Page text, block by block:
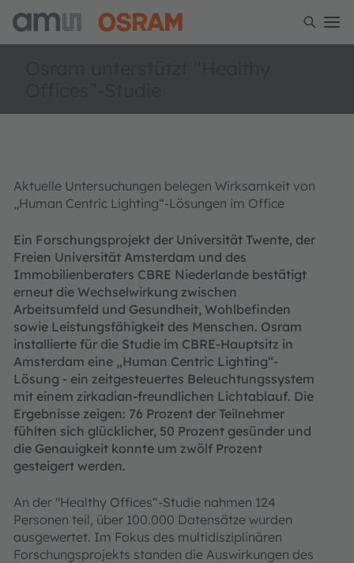
Aktuelle Untersuchungen belegen Wirksamkeit von
„Human Centric Lighting“-Lösungen im Office
Ein Forschungsprojekt der Universität Twente, der
Freien Universität Amsterdam und des
Immobilienberaters CBRE Niederlande bestätigt
erneut die Wechselwirkung zwischen
Arbeitsumfeld und Gesundheit, Wohlbefinden
sowie Leistungsfähigkeit des Menschen. Osram
installierte für die Studie im CBRE-Hauptsitz in
Amsterdam eine „Human Centric Lighting“-
Lösung - ein zeitgesteuertes Beleuchtungssystem
mit einem zirkadian-freundlichen Lichtablauf. Die
Ergebnisse zeigen: 76 Prozent der Teilnehmer
fühlten sich glücklicher, 50 Prozent gesünder und
die Genauigkeit konnte um zwölf Prozent
gesteigert werden.
An der "Healthy Offices“-Studie nahmen 124
Personen teil, über 100.000 Datensätze wurden
ausgewertet. Im Fokus des multidisziplinären
Forschungsprojekts standen die Auswirkungen des